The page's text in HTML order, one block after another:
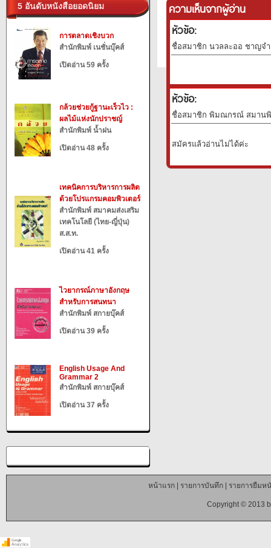
5 อันดับหนังสือยอดนิยม
การตลาดเชิงบวก
สำนักพิมพ์ เนชั่นบุ๊คส์
เปิดอ่าน 59 ครั้ง
กล้วยช่วยกู้ฐานะเร็วไว :
ผลไม้แห่งนักปราชญ์
สำนักพิมพ์ น้ำฝน
เปิดอ่าน 48 ครั้ง
เทคนิคการบริหารการผลิต
ด้วยโปรแกรมคอมพิวเตอร์
สำนักพิมพ์ สมาคมส่งเสริม
เทคโนโลยี (ไทย-ญี่ปุ่น)
ส.ส.ท.
เปิดอ่าน 41 ครั้ง
ไวยากรณ์ภาษาอังกฤษ
สำหรับการสนทนา
สำนักพิมพ์ สกายบุ๊คส์
เปิดอ่าน 39 ครั้ง
English Usage And
Grammar 2
สำนักพิมพ์ สกายบุ๊คส์
เปิดอ่าน 37 ครั้ง
ความเห็นจากผู้อ่าน
หัวข้อ:
ชื่อสมาชิก นวลละออ ชาญจำ
หัวข้อ:
ชื่อสมาชิก พิมณกรณ์ สมานพิ
สมัครแล้วอ่านไม่ได้ค่ะ
หน้าแรก| รายการบันทึก| รายการยืมห
Copyright © 2013